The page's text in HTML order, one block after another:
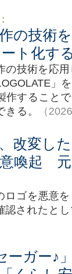
の技術
ト化す
の技術を応
」
作すること
る。
（
改変し
喚起
ロゴを悪意
認されたと
ーガー